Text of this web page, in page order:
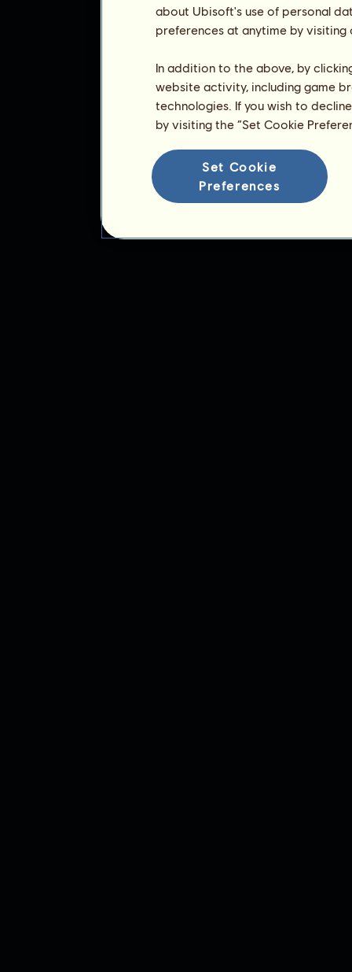
about Ubisoft's use of personal
preferences at anytime by
In addition to the above, by
website activity, including game
technologies. If you wish to
by visiting the “Set Cookie
Set Cookie
Preferences